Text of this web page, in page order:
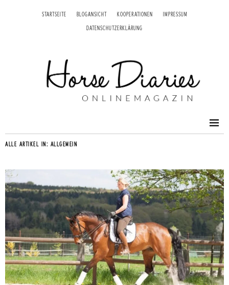
STARTSEITE BLOGANSICHT KOOPERATIONEN IMPRESSUM
DATENSCHUTZERKLÄRUNG
ALLE ARTIKEL IN: ALLGEMEIN